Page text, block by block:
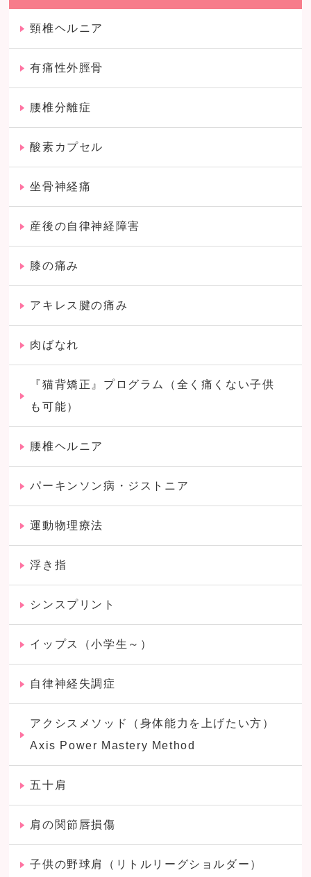
頸椎ヘルニア
有痛性外脛骨
腰椎分離症
酸素カプセル
坐骨神経痛
産後の自律神経障害
膝の痛み
アキレス腱の痛み
肉ばなれ
『猫背矯正』プログラム（全く痛くない子供
も可能）
腰椎ヘルニア
パーキンソン病・ジストニア
運動物理療法
浮き指
シンスプリント
イップス（小学生～）
自律神経失調症
アクシスメソッド（身体能力を上げたい方）
Axis Power Mastery Method
五十肩
肩の関節唇損傷
子供の野球肩（リトルリーグショルダー）